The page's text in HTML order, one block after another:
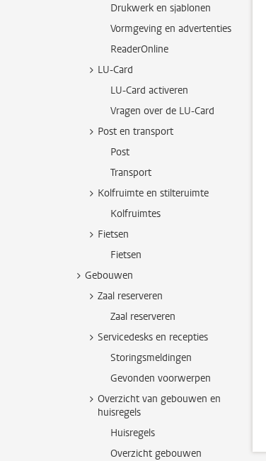
Drukwerk en sjablonen
Vormgeving en advertenties
ReaderOnline
LU-Card
LU-Card activeren
Vragen over de LU-Card
Post en transport
Post
Transport
Kolfruimte en stilteruimte
Kolfruimtes
Fietsen
Fietsen
Gebouwen
Zaal reserveren
Zaal reserveren
Servicedesks en recepties
Storingsmeldingen
Gevonden voorwerpen
Overzicht van gebouwen en
huisregels
Huisregels
Overzicht gebouwen